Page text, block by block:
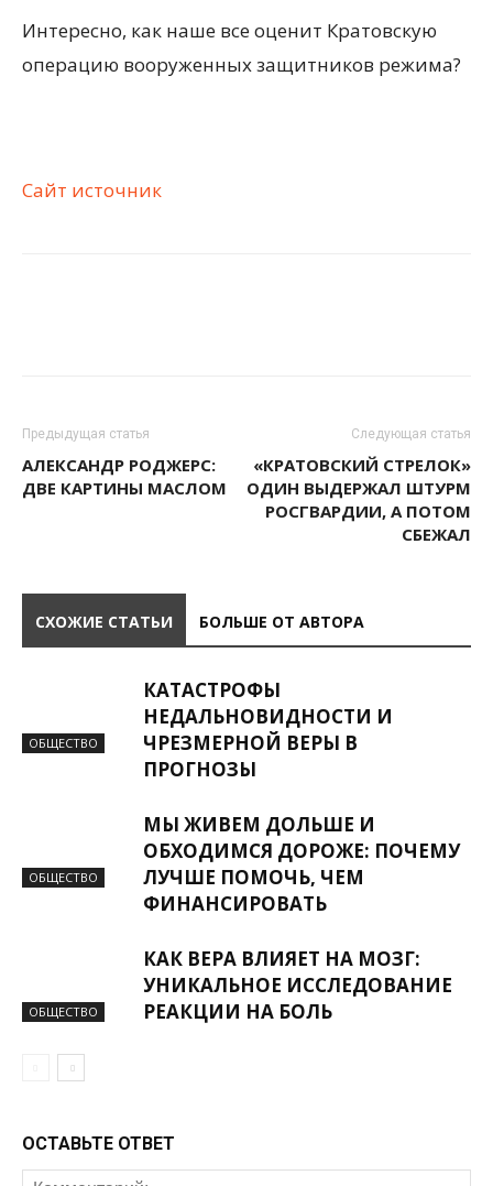
Интересно, как наше все оценит Кратовскую
операцию вооруженных защитников режима?
Сайт источник
Предыдущая статья
АЛЕКСАНДР РОДЖЕРС:
ДВЕ КАРТИНЫ МАСЛОМ
Следующая статья
«КРАТОВСКИЙ СТРЕЛОК»
ОДИН ВЫДЕРЖАЛ ШТУРМ
РОСГВАРДИИ, А ПОТОМ
СБЕЖАЛ
СХОЖИЕ СТАТЬИ БОЛЬШЕ ОТ АВТОРА
ОБЩЕСТВО
КАТАСТРОФЫ
НЕДАЛЬНОВИДНОСТИ И
ЧРЕЗМЕРНОЙ ВЕРЫ В
ПРОГНОЗЫ
ОБЩЕСТВО
МЫ ЖИВЕМ ДОЛЬШЕ И
ОБХОДИМСЯ ДОРОЖЕ: ПОЧЕМУ
ЛУЧШЕ ПОМОЧЬ, ЧЕМ
ФИНАНСИРОВАТЬ
ОБЩЕСТВО
КАК ВЕРА ВЛИЯЕТ НА МОЗГ:
УНИКАЛЬНОЕ ИССЛЕДОВАНИЕ
РЕАКЦИИ НА БОЛЬ
ОСТАВЬТЕ ОТВЕТ